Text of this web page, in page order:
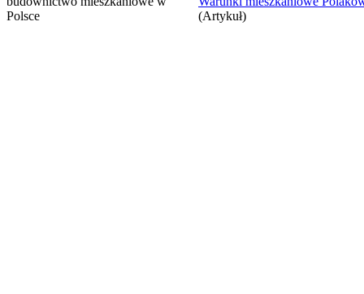
Polsce
(Artykuł)